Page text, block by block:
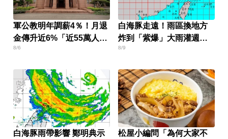
軍公教明年調薪4％！月退
金傳升近6%「近55萬人受
惠」
8/6
白海豚走遠！雨區換地方
炸到「紫爆」大雨灌週末
才停
8/9
白海豚雨帶影響 鄭明典示
松屋小編問「為何大家不